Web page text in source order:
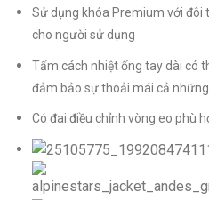
Sử dụng khóa Premium với
cho người sử dụng
Tấm cách nhiệt ống tay dài có
đảm bảo sự thoải mái cả
Có đai điều chỉnh vòng eo phù